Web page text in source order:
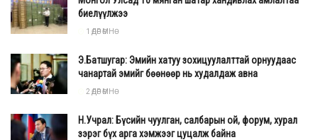
биелүүлжээ
1 ӨДӨР ӨМНӨ
Э.Батшугар: Эмийн хатуу зохицуулалттай орнуудаас
чанартай эмийг бөөнөөр нь худалдаж авна
2 ӨДӨР ӨМНӨ
Н.Учрал: Бүсийн чуулган, салбарын ой, форум, хурал
зэрэг бүх арга хэмжээг цуцалж байна